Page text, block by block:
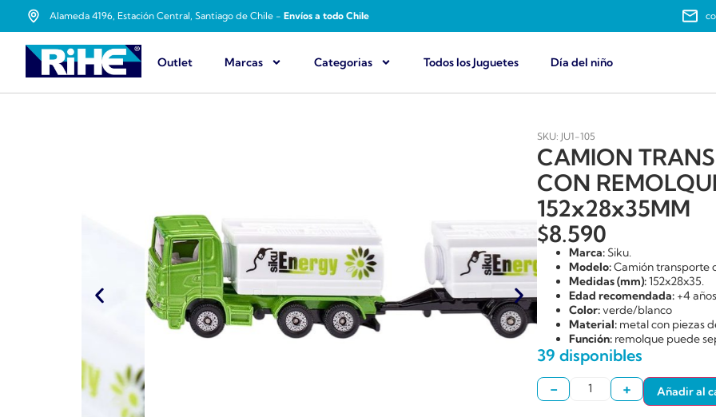
Alameda 4196, Estación Central, Santiago de Chile - Envíos a todo Chile
Outlet Marcas Categorias Todos los Juguetes Día del niño
SKU: JU1-105
CAMION
CON
152x28x35MM
$8.590
Marca:Siku.
Modelo:Camión transporte
Medidas (mm):152x28x35.
Edad recomendada: +4
Color:verde/blanco
Material: metal con piezas
Función: remolque puede
39 disponibles
-
+ Añadir al